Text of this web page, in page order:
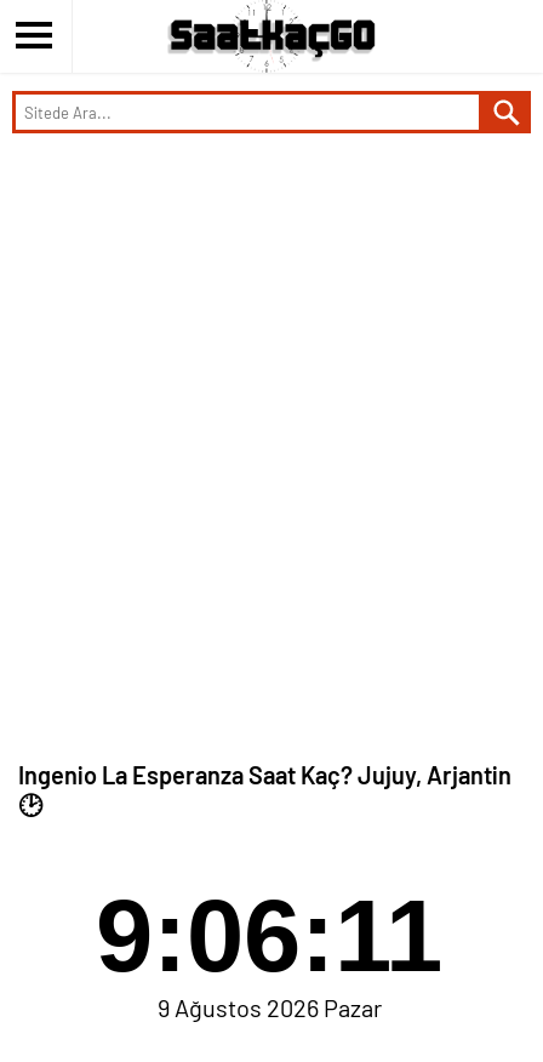
Ingenio La Esperanza Saat Kaç? Jujuy, Arjantin
🕑
9:06:11
9 Ağustos 2026 Pazar